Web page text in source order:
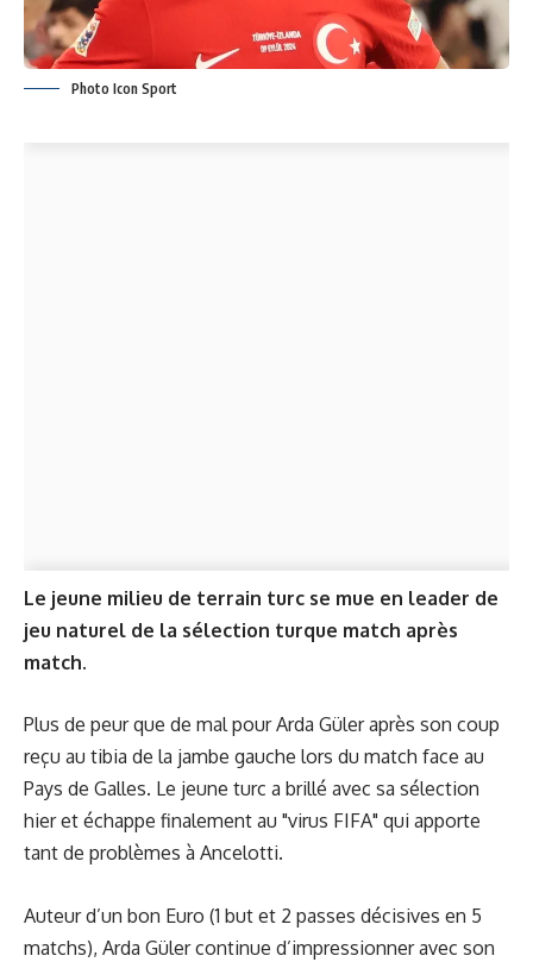
Photo Icon Sport
Le jeune milieu de terrain turc se mue en leader de
jeu naturel de la sélection turque match après
match.
Plus de peur que de mal pour Arda Güler après son coup
reçu au tibia de la jambe gauche lors du match face au
Pays de Galles. Le jeune turc a brillé avec sa sélection
hier et échappe finalement au "virus FIFA" qui apporte
tant de problèmes à Ancelotti.
Auteur d’un bon Euro (1 but et 2 passes décisives en 5
matchs), Arda Güler continue d’impressionner avec son